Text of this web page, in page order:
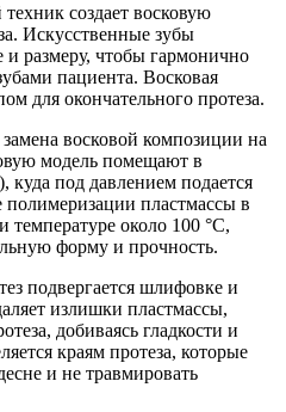
создает восковую
Искусственные зубы
размеру, чтобы гармонично
пациента. Восковая
для окончательного протеза.
восковой композиции на
модель помещают в
под давлением подается
полимеризации пластмассы в
температуре около 100 °C,
форму и прочность.
подвергается шлифовке и
излишки пластмассы,
добиваясь гладкости и
краям протеза, которые
и не травмировать